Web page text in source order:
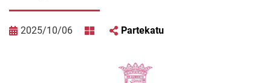
2025/10/06 Partekatu